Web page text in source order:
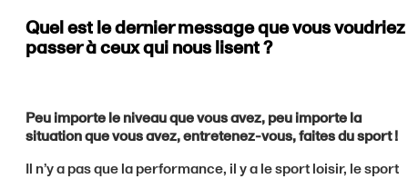
Quel est le dernier message que vous voudriez
passer à ceux qui nous lisent ?
Peu importe le niveau que vous avez, peu importe la
situation que vous avez, entretenez-vous, faites du sport !
Il n’y a pas que la performance, il y a le sport loisir, le sport